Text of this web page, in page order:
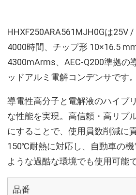
HHXF250ARA561MJH0Gは25V
4000時間、チップ形 10×16.5
4300mArms、AEC-Q200準拠の
ッドアルミ電解コンデンサです。
導電性高分子と電解液のハイブ
な性能を実現。高信頼・高リプ
にすることで、使用員数削減に
150℃耐熱に対応し、自動車の
ような過酷な環境でも使用可能で
品番